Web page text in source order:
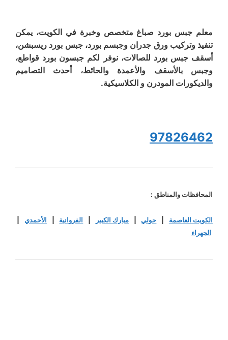
معلم جبس بورد صباغ متخصص وخبرة في الكويت، يمكن
تنفيذ وتركيب ورق جدران وجبسم بورد، جبس بورد ريسبشن،
أسقف جبس بورد للصالات، نوفر لكم جبسون بورد قواطع،
وجبس بالأسقف والأعمدة والحائط، أحدث التصاميم
والديكورات المودرن و الكلاسيكية.
97826462
المحافظات والمناطق :
الكويت العاصمة حولي|مبارك الكبير الفروانية الأحمدي
الجهراء